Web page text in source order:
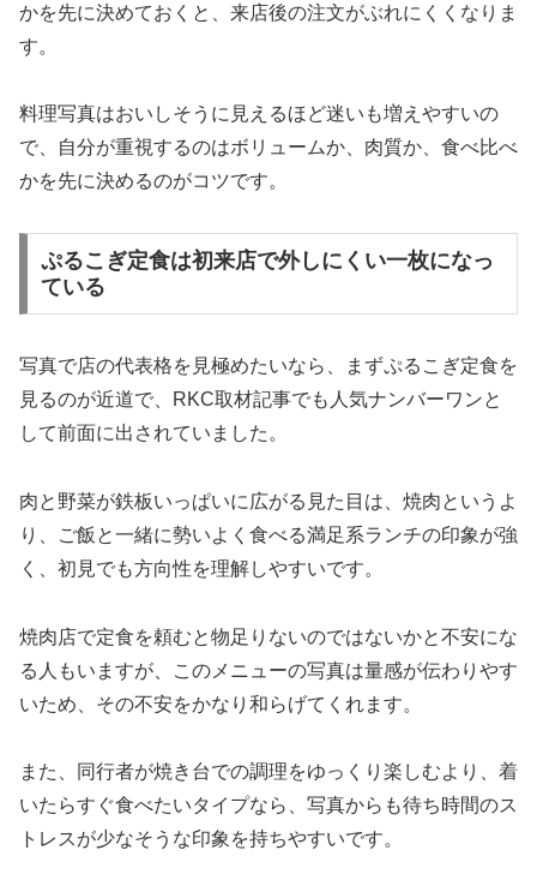
かを先に決めておくと、来店後の注文がぶれにくくなりま
す。
料理写真はおいしそうに見えるほど迷いも増えやすいの
で、自分が重視するのはボリュームか、肉質か、食べ比べ
かを先に決めるのがコツです。
ぷるこぎ定食は初来店で外しにくい一枚になっ
ている
写真で店の代表格を見極めたいなら、まずぷるこぎ定食を
見るのが近道で、RKC取材記事でも人気ナンバーワンと
して前面に出されていました。
肉と野菜が鉄板いっぱいに広がる見た目は、焼肉というよ
り、ご飯と一緒に勢いよく食べる満足系ランチの印象が強
く、初見でも方向性を理解しやすいです。
焼肉店で定食を頼むと物足りないのではないかと不安にな
る人もいますが、このメニューの写真は量感が伝わりやす
いため、その不安をかなり和らげてくれます。
また、同行者が焼き台での調理をゆっくり楽しむより、着
いたらすぐ食べたいタイプなら、写真からも待ち時間のス
トレスが少なそうな印象を持ちやすいです。